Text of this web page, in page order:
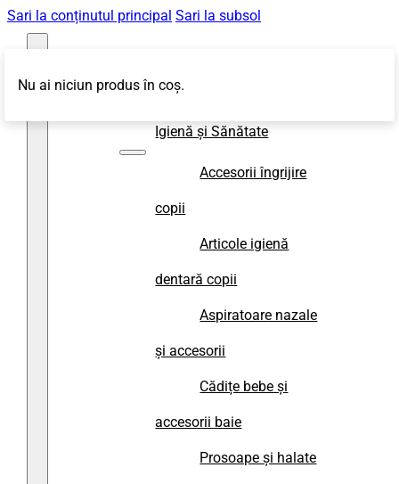
Sari la conținutul principal Sari la subsol
Igienă și Sănătate
Accesorii îngrijire
copii
Articole igienă
dentară copii
Aspiratoare nazale
și accesorii
Cădițe bebe și
accesorii baie
Prosoape și halate
Nu ai niciun produs în coș.